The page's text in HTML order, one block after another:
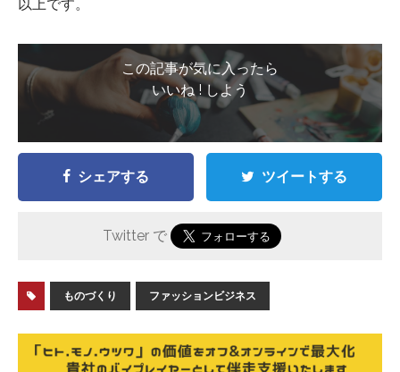
以上です。
この記事が気に入ったら
いいね ! しよう
シェアする ツイートする
Twitter で
ものづくり ファッションビジネス